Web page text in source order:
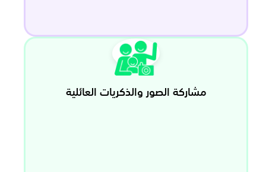
مشاركة الصور والذكريات العائلية